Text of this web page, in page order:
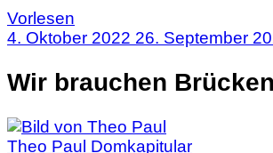
Vorlesen
4. Oktober 2022 26. September
Wir brauchen
Theo Paul Domkapitular